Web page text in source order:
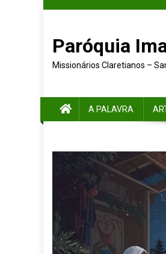
Paróquia
Missionários Claretianos –
A PALAVRA